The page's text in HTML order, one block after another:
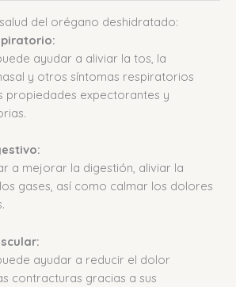
del orégano deshidratado:
ayudar a aliviar la tos, la
y otros síntomas respiratorios
propiedades expectorantes y
a mejorar la digestión, aliviar la
gases, así como calmar los dolores
ayudar a reducir el dolor
contracturas gracias a sus